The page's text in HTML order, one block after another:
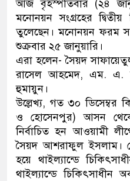
আজ বৃহস্পতিবার (২৪
মনোনয়ন সংগ্রহের
তুলেছেন। মনোনয়ন ফরম
শুক্রবার ২৫ জানুয়ারি।
এরা হলেন- সৈয়দ
রাসেল আহমেদ, এম. এ.
হুমায়ুন।
উল্লেখ্য, গত ৩০ ডিসেম্বর
ও হোসেনপুর) আসন
নির্বাচিত হন আওয়ামী
সৈয়দ আশরাফুল ইসলাম।
হয়ে থাইল্যান্ডে
থাইল্যান্ডে চিকিৎসাধীন